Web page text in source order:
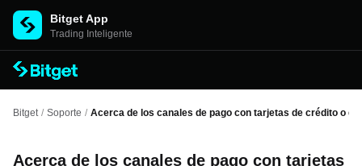
Bitget App
Trading Inteligente
Bitget / Soporte / Acerca de los canales de pago con tarjetas de crédito o
Acerca de los canales de pago con tarjetas